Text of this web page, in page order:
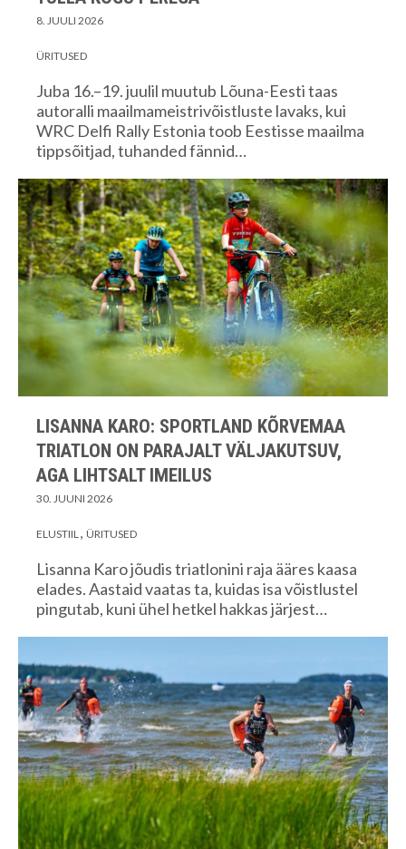
8. JUULI 2026
ÜRITUSED
Juba 16.–19. juulil muutub Lõuna-Eesti taas
autoralli maailmameistrivõistluste lavaks, kui
WRC Delfi Rally Estonia toob Eestisse maailma
tippsõitjad, tuhanded fännid…
LISANNA KARO: SPORTLAND KÕRVEMAA
TRIATLON ON PARAJALT VÄLJAKUTSUV,
AGA LIHTSALT IMEILUS
30. JUUNI 2026
ELUSTIIL ÜRITUSED
Lisanna Karo jõudis triatlonini raja ääres kaasa
elades. Aastaid vaatas ta, kuidas isa võistlustel
pingutab, kuni ühel hetkel hakkas järjest…